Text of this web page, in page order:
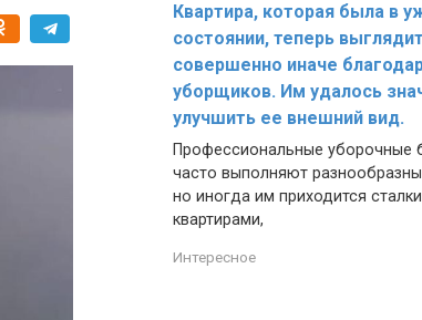
Квартира, которая была в
состоянии, теперь выглядит
совершенно иначе
уборщиков. Им удалось
улучшить ее внешний вид.
Профессиональные уборочные
часто выполняют
но иногда им приходится
квартирами,
Интересное